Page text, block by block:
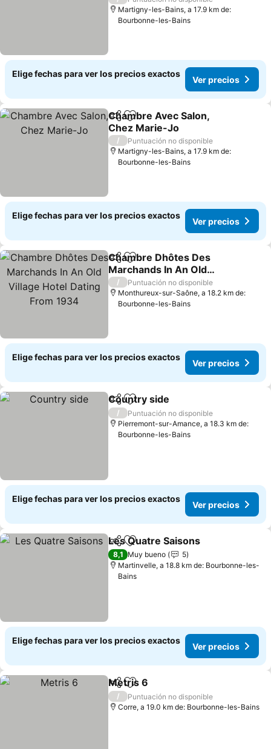
Martigny-les-Bains, a 17.9 km de:
Bourbonne-les-Bains
Elige fechas para ver los precios exactos
Ver precios
CompartirAgregar a favoritos
Chambre Avec Salon,
Chez Marie-Jo
Ver precios
/
Puntuación no disponible
Martigny-les-Bains, a 17.9 km de:
Bourbonne-les-Bains
Elige fechas para ver los precios exactos
Ver precios
CompartirAgregar a favoritos
Chambre Dhôtes Des
Marchands In An Old
Village Hotel Dating From
1934
Ver precios
/
Puntuación no disponible
Monthureux-sur-Saône, a 18.2 km de:
Bourbonne-les-Bains
Elige fechas para ver los precios exactos
Ver precios
CompartirAgregar a favoritos
Country side
/
Puntuación no disponible
Pierremont-sur-Amance, a 18.3 km de:
Bourbonne-les-Bains
Elige fechas para ver los precios exactos
Ver precios
CompartirAgregar a favoritos
Les Quatre Saisons
8,1 Muy bueno
5
Martinvelle, a 18.8 km de: Bourbonne-les-
Bains
Elige fechas para ver los precios exactos
Ver precios
CompartirAgregar a favoritos
Metris 6
/
Puntuación no disponible
Corre, a 19.0 km de: Bourbonne-les-Bains